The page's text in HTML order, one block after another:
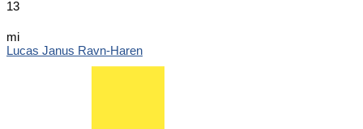
13
mi
Lucas Janus Ravn-Haren